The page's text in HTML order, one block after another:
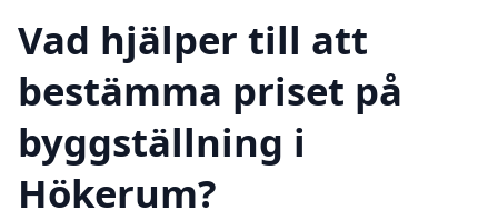
Vad hjälper till att
bestämma priset på
byggställning i
Hökerum?